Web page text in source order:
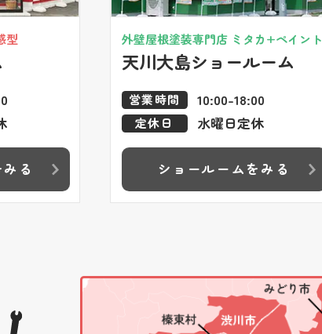
型
る
外壁屋根塗装専門店 ミタカ+ペイント
天川大島ショールーム
営業時間 10:00-18:00
定休日 水曜日定休
ショールームをみる